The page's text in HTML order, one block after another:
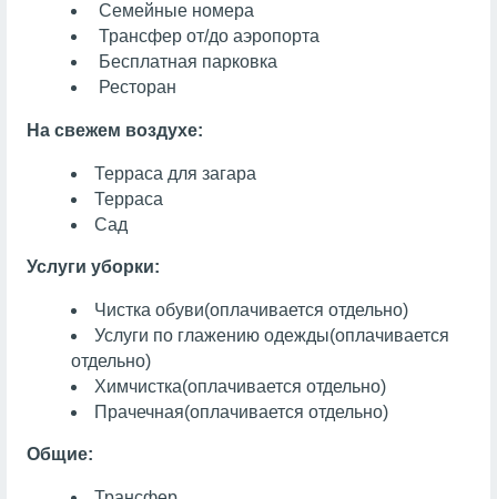
Семейные номера
Трансфер от/до аэропорта
Бесплатная парковка
Ресторан
На свежем воздухе:
Терраса для загара
Терраса
Сад
Услуги уборки:
Чистка обуви(оплачивается отдельно)
Услуги по глажению одежды(оплачивается
отдельно)
Химчистка(оплачивается отдельно)
Прачечная(оплачивается отдельно)
Общие: